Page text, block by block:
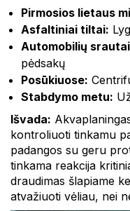
Pirmosios lietaus
Asfaltiniai tiltai:
Automobilių
pėdsakų
Posūkiuose:
Stabdymo metu:
Išvada:
kontroliuoti tinkamu
padangos su geru
tinkama reakcija
draudimas šlapiame
atvažiuoti vėliau, nei